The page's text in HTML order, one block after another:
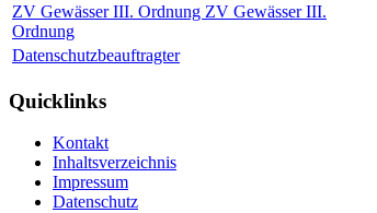
ZV Gewässer III. Ordnung ZV Gewässer III.
Ordnung
Datenschutzbeauftragter
Quicklinks
Kontakt
Inhaltsverzeichnis
Impressum
Datenschutz